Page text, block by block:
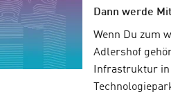
Dann werde
Wenn Du zum
Adlershof
Infrastruktur